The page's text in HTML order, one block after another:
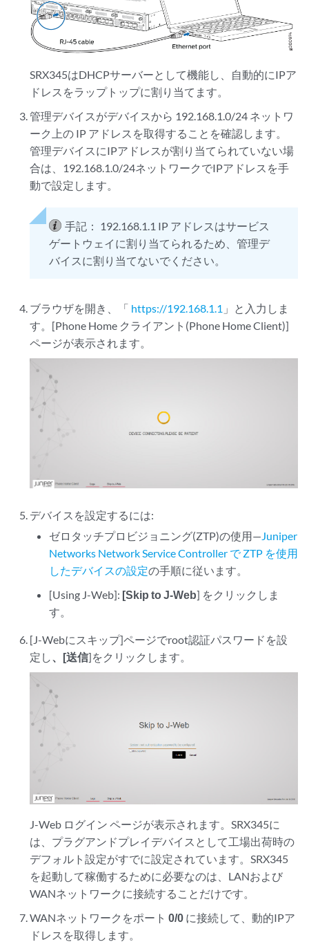
SRX345はDHCPサーバーとして機能し、自動的にIPア
ドレスをラップトップに割り当てます。
管理デバイスがデバイスから 192.168.1.0/24 ネットワ
ーク上の IP アドレスを取得することを確認します。
管理デバイスにIPアドレスが割り当てられていない場
合は、192.168.1.0/24ネットワークでIPアドレスを手
動で設定します。
手記：
192.168.1.1 IP アドレスはサービス
ゲートウェイに割り当てられるため、管理デ
バイスに割り当てないでください。
ブラウザを開き、「 https://192.168.1.1 」と入力しま
す。[Phone Home クライアント(Phone Home Client)]
ページが表示されます。
デバイスを設定するには:
ゼロタッチプロビジョニング(ZTP)の使用— Juniper
Networks Network Service Controller で ZTP を使用
したデバイスの設定の手順に従います。
[Using J-Web]: [Skip to J-Web] をクリックしま
す。
[ J-Webにスキップ]ページでroot認証パスワードを設
定し
、[送信]をクリックします。
J-Web ログイン ページが表示されます。SRX345に
は、プラグアンドプレイデバイスとして工場出荷時の
デフォルト設定がすでに設定されています。SRX345
を起動して稼働するために必要なのは、LANおよび
WANネットワークに接続することだけです。
WANネットワークをポート0/0 に接続して、動的IPア
ドレスを取得します。